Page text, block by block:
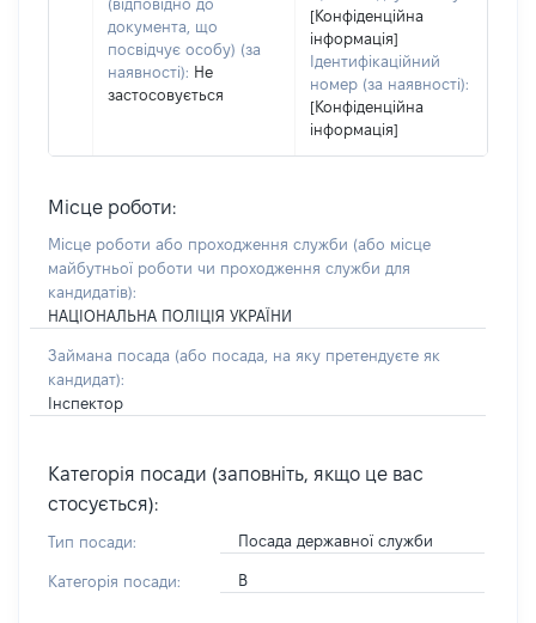
(відповідно до
документа, що
посвідчує особу) (за
наявності): Не
застосовується
[Конфіденційна
інформація]
Ідентифікаційний
номер (за наявності):
[Конфіденційна
інформація]
Місце роботи:
Місце роботи або проходження служби (або місце
майбутньої роботи чи проходження служби для
кандидатів):
НАЦІОНАЛЬНА ПОЛІЦІЯ УКРАЇНИ
Займана посада (або посада, на яку претендуєте як
кандидат):
Інспектор
Категорія посади (заповніть, якщо це вас
стосується):
Тип посади: Посада державної служби
Категорія посади: В